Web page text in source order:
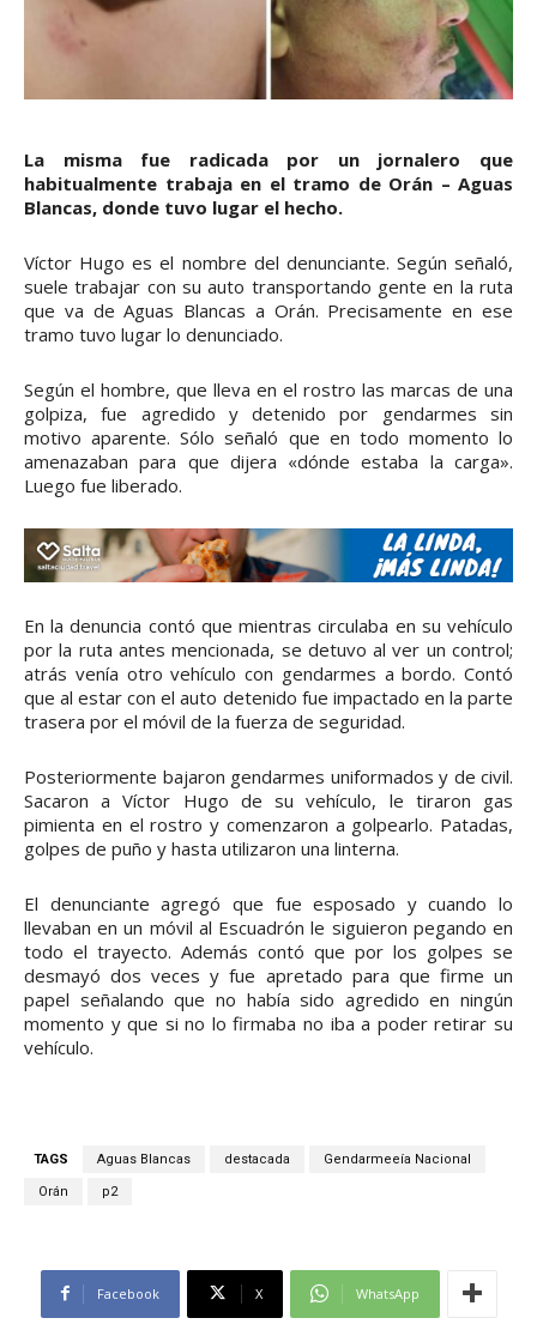
La misma fue radicada por un jornalero que
habitualmente trabaja en el tramo de Orán – Aguas
Blancas, donde tuvo lugar el hecho.
Víctor Hugo es el nombre del denunciante. Según señaló,
suele trabajar con su auto transportando gente en la ruta
que va de Aguas Blancas a Orán. Precisamente en ese
tramo tuvo lugar lo denunciado.
Según el hombre, que lleva en el rostro las marcas de una
golpiza, fue agredido y detenido por gendarmes sin
motivo aparente. Sólo señaló que en todo momento lo
amenazaban para que dijera «dónde estaba la carga».
Luego fue liberado.
En la denuncia contó que mientras circulaba en su vehículo
por la ruta antes mencionada, se detuvo al ver un control;
atrás venía otro vehículo con gendarmes a bordo. Contó
que al estar con el auto detenido fue impactado en la parte
trasera por el móvil de la fuerza de seguridad.
Posteriormente bajaron gendarmes uniformados y de civil.
Sacaron a Víctor Hugo de su vehículo, le tiraron gas
pimienta en el rostro y comenzaron a golpearlo. Patadas,
golpes de puño y hasta utilizaron una linterna.
El denunciante agregó que fue esposado y cuando lo
llevaban en un móvil al Escuadrón le siguieron pegando en
todo el trayecto. Además contó que por los golpes se
desmayó dos veces y fue apretado para que firme un
papel señalando que no había sido agredido en ningún
momento y que si no lo firmaba no iba a poder retirar su
vehículo.
TAGS Aguas Blancas destacada Gendarmeeía Nacional
Orán p2
Facebook X WhatsApp